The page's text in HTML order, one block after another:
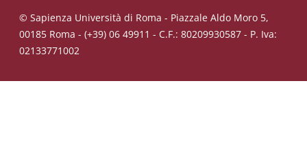
© Sapienza Università di Roma - Piazzale Aldo Moro 5,
00185 Roma - (+39) 06 49911 - C.F.: 80209930587 - P. Iva:
02133771002